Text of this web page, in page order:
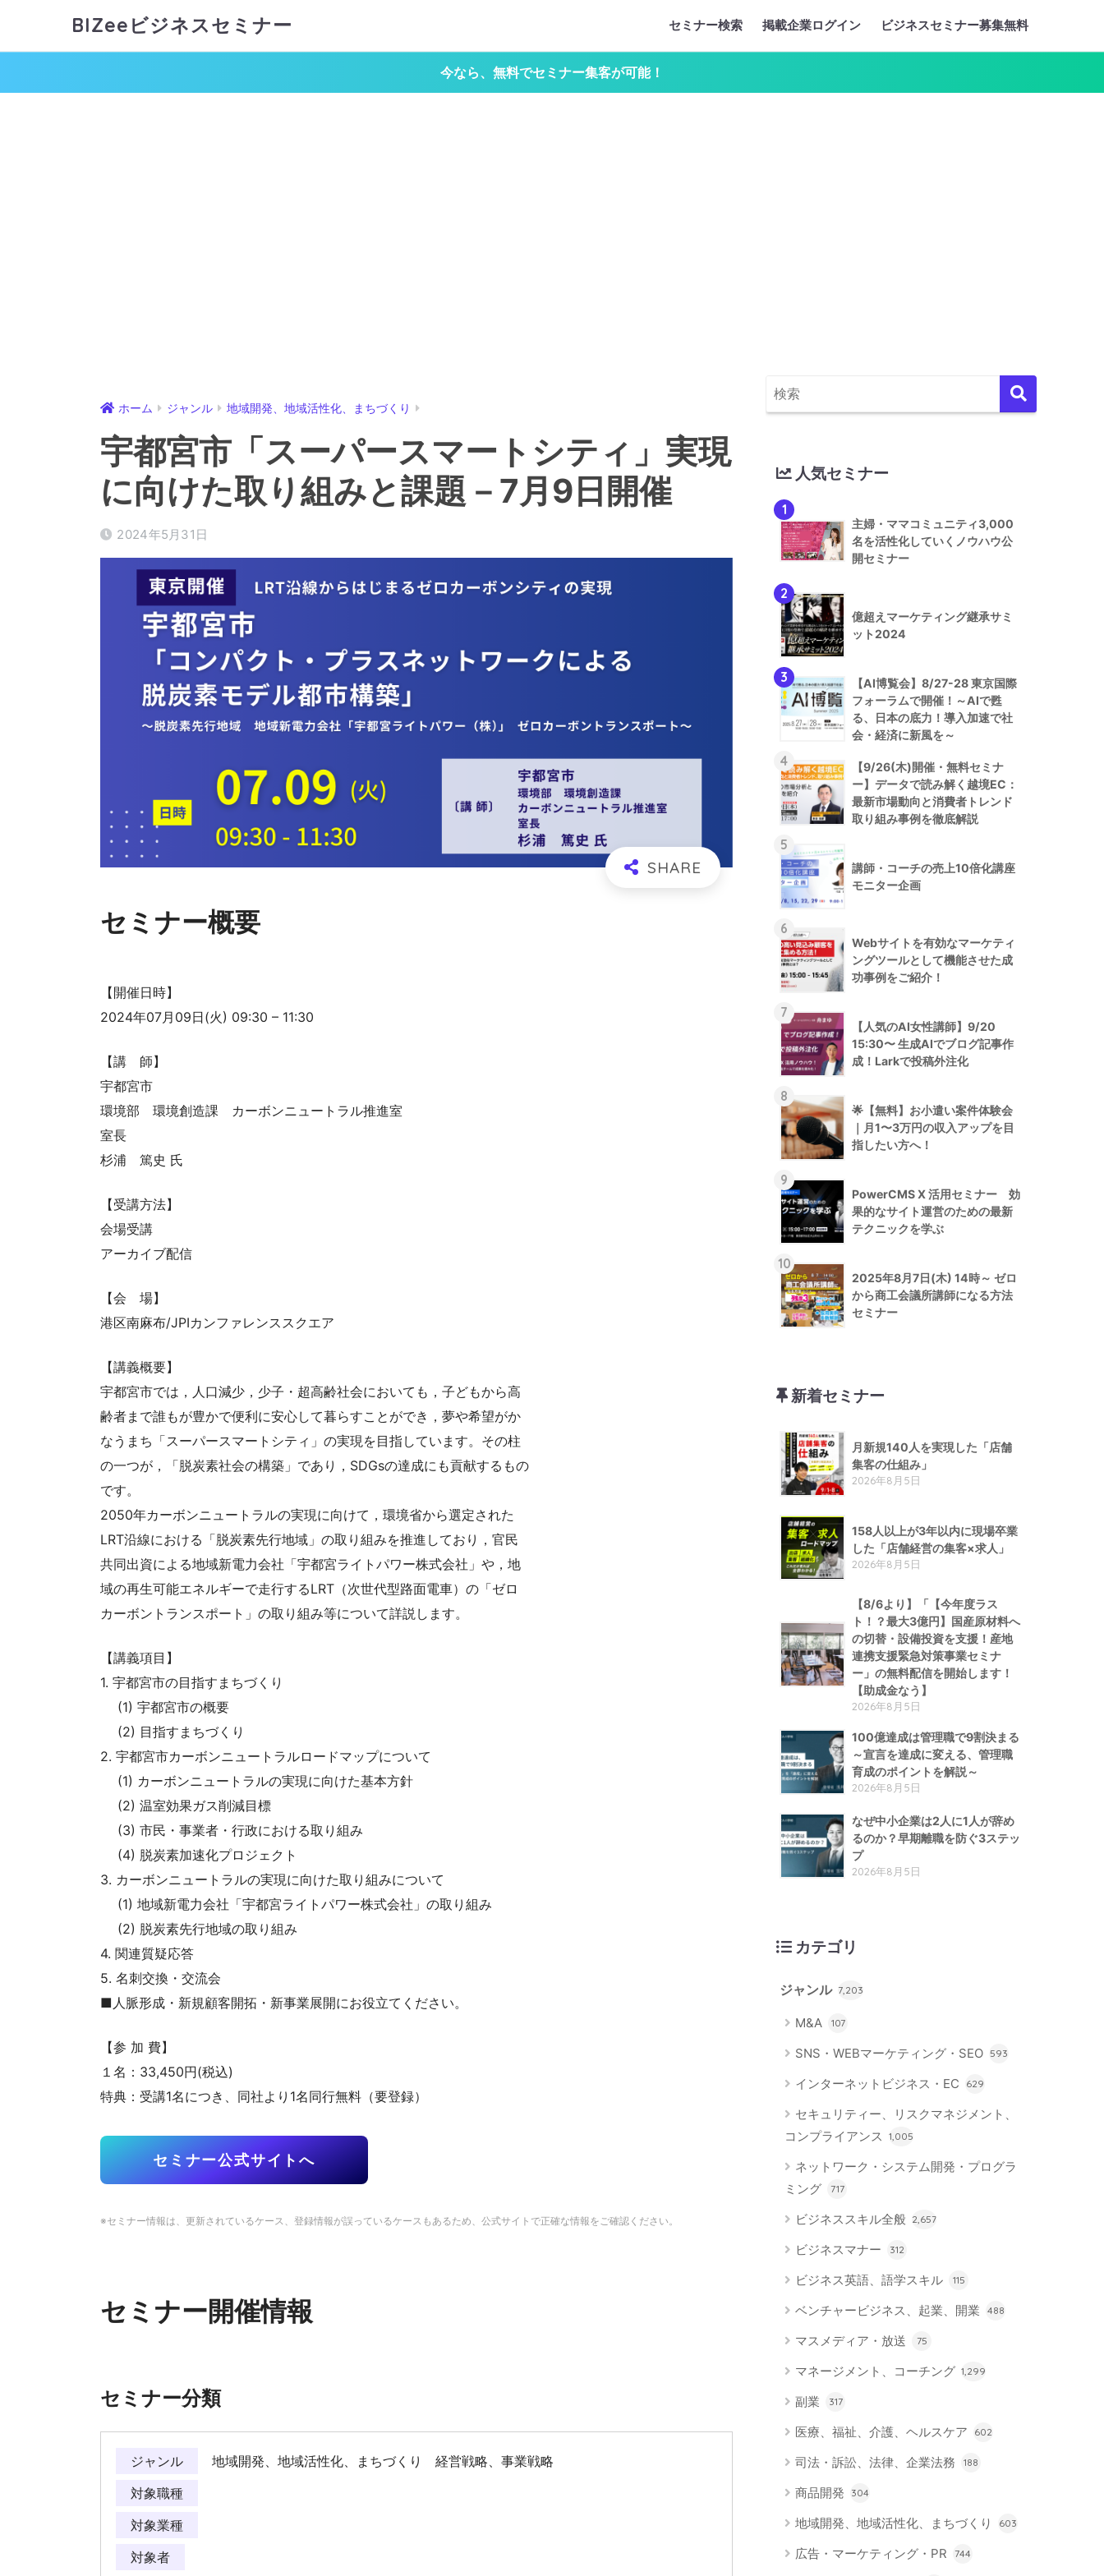
BIZeeビジネスセミナー セミナー検索 掲載企業ログイン ビジネスセミナー募集無料
今なら、無料でセミナー集客が可能！
ホーム ジャンル 地域開発、地域活性化、まちづくり
宇都宮市「スーパースマートシティ」実現
に向けた取り組みと課題－7月9日開催
2024年5月31日
セミナー概要
【開催日時】
2024年07月09日(火) 09:30 – 11:30
【講 師】
宇都宮市
環境部 環境創造課 カーボンニュートラル推進室
室長
杉浦 篤史 氏
【受講方法】
会場受講
アーカイブ配信
【会 場】
港区南麻布/JPIカンファレンススクエア
【講義概要】
宇都宮市では，人口減少，少子・超高齢社会においても，子どもから高
齢者まで誰もが豊かで便利に安心して暮らすことができ，夢や希望がか
なうまち「スーパースマートシティ」の実現を目指しています。その柱
の一つが，「脱炭素社会の構築」であり，SDGsの達成にも貢献するもの
です。
2050年カーボンニュートラルの実現に向けて，環境省から選定された
LRT沿線における「脱炭素先行地域」の取り組みを推進しており，官民
共同出資による地域新電力会社「宇都宮ライトパワー株式会社」や，地
域の再生可能エネルギーで走行するLRT（次世代型路面電車）の「ゼロ
カーボントランスポート」の取り組み等について詳説します。
【講義項目】
1. 宇都宮市の目指すまちづくり
(1) 宇都宮市の概要
(2) 目指すまちづくり
2. 宇都宮市カーボンニュートラルロードマップについて
(1) カーボンニュートラルの実現に向けた基本方針
(2) 温室効果ガス削減目標
(3) 市民・事業者・行政における取り組み
(4) 脱炭素加速化プロジェクト
3. カーボンニュートラルの実現に向けた取り組みについて
(1) 地域新電力会社「宇都宮ライトパワー株式会社」の取り組み
(2) 脱炭素先行地域の取り組み
4. 関連質疑応答
5. 名刺交換・交流会
■人脈形成・新規顧客開拓・新事業展開にお役立てください。
【参 加 費】
１名：33,450円(税込)
特典：受講1名につき、同社より1名同行無料（要登録）
セミナー公式サイトへ
※セミナー情報は、更新されているケース、登録情報が誤っているケースもあるため、公式サイトで正確な情報をご確認ください。
セミナー開催情報
セミナー分類
ジャンル
地域開発、地域活性化、まちづくり 経営戦略、事業戦略
対象職種
対象業種
対象者
人気セミナー
1
主婦・ママコミュニティ3,000
名を活性化していくノウハウ公
開セミナー
2
億超えマーケティング継承サミ
ット2024
3
【AI博覧会】8/27-28 東京国際
フォーラムで開催！～AIで甦
る、日本の底力！導入加速で社
会・経済に新風を～
4
【9/26(木)開催・無料セミナ
ー】データで読み解く越境EC：
最新市場動向と消費者トレンド
取り組み事例を徹底解説
5
講師・コーチの売上10倍化講座
モニター企画
6
Webサイトを有効なマーケティ
ングツールとして機能させた成
功事例をご紹介！
7
【人気のAI女性講師】9/20
15:30〜 生成AIでブログ記事作
成！Larkで投稿外注化
8
🌟【無料】お小遣い案件体験会
｜月1〜3万円の収入アップを目
指したい方へ！
9
PowerCMS X 活用セミナー 効
果的なサイト運営のための最新
テクニックを学ぶ
10
2025年8月7日(木) 14時～ ゼロ
から商工会議所講師になる方法
セミナー
新着セミナー
月新規140人を実現した「店舗
集客の仕組み」
2026年8月5日
158人以上が3年以内に現場卒業
した「店舗経営の集客×求人」
2026年8月5日
【8/6より】「【今年度ラス
ト！？最大3億円】国産原材料へ
の切替・設備投資を支援！産地
連携支援緊急対策事業セミナ
ー」の無料配信を開始します！
【助成金なう】
2026年8月5日
100億達成は管理職で9割決まる
～宣言を達成に変える、管理職
育成のポイントを解説～
2026年8月5日
なぜ中小企業は2人に1人が辞め
るのか？早期離職を防ぐ3ステッ
プ
2026年8月5日
カテゴリ
ジャンル 7,203
M&A 107
SNS・WEBマーケティング・SEO 593
インターネットビジネス・EC 629
セキュリティー、リスクマネジメント、
コンプライアンス 1,005
ネットワーク・システム開発・プログラ
ミング
717
ビジネススキル全般 2,657
ビジネスマナー 312
ビジネス英語、語学スキル 115
ベンチャービジネス、起業、開業 488
マスメディア・放送 75
マネージメント、コーチング 1,299
副業 317
医療、福祉、介護、ヘルスケア 602
司法・訴訟、法律、企業法務 188
商品開発 304
地域開発、地域活性化、まちづくり 603
広告・マーケティング・PR 744